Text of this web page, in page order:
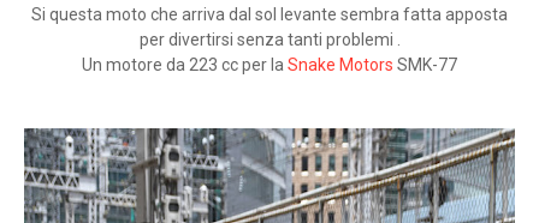
Si questa moto che arriva dal sol levante sembra fatta apposta
per divertirsi senza tanti problemi .
Un motore da 223 cc per la Snake Motors SMK-77